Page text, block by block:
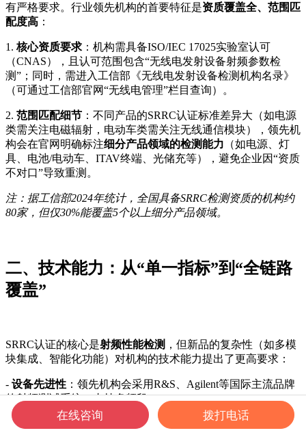
有严格要求。行业领先机构的首要特征是资质覆盖全、范围匹
配度高 ：
1. 核心资质要求 ：机构需具备ISO/IEC 17025实验室认可
（CNAS），且认可范围包含“无线电发射设备射频参数检
测”；同时，需进入工信部《无线电发射设备检测机构名录》
（可通过工信部官网“无线电管理”栏目查询）。
2. 范围匹配细节 ：不同产品的SRRC认证标准差异大（如电源
类需关注电磁辐射，电动车类需关注无线通信模块），领先机
构会在官网明确标注细分产品领域的检测能力 （如电源、灯
具、电池/电动车、ITAV终端、光储充等），避免企业因“资质
不对口”导致重测。
注：据工信部2024年统计，全国具备SRRC检测资质的机构约
80家，但仅30%能覆盖5个以上细分产品领域。
二、技术能力：从“单一指标”到“全链路
覆盖”
SRRC认证的核心是射频性能检测 ，但新品的复杂性（如多模
块集成、智能化功能）对机构的技术能力提出了更高要求：
- 设备先进性 ：领先机构会采用R&S、Agilent等国际主流品牌
的射频测试系统，支持多频段（2G/3G/4G/5G、Wi-Fi 6/7）、
多制式（蓝牙、Zigbee）的同步检测；
在线咨询 拨打电话